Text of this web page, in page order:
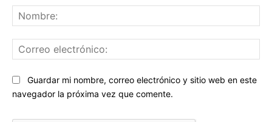
Sitio
web:
Guardar mi nombre, correo electrónico y sitio web en este
navegador la próxima vez que comente.